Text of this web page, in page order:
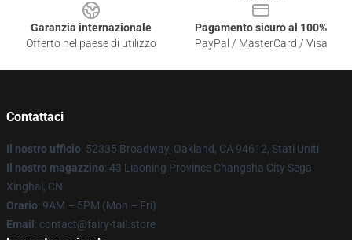
Garanzia internazionale
Offerto nel paese di utilizzo
Pagamento sicuro al 100%
PayPal / MasterCard / Visa
Contattaci
Il nostro ufficio: 52335 Broadway, Oakland, CA 94612, Stati Uniti
Il nostro magazzino: 43 Liaoning Province Changsha City Sega
Xinghai, CN
Orario: 9AM – 5PM (Mon – Fri)
Email : contact@fairy-tail.store